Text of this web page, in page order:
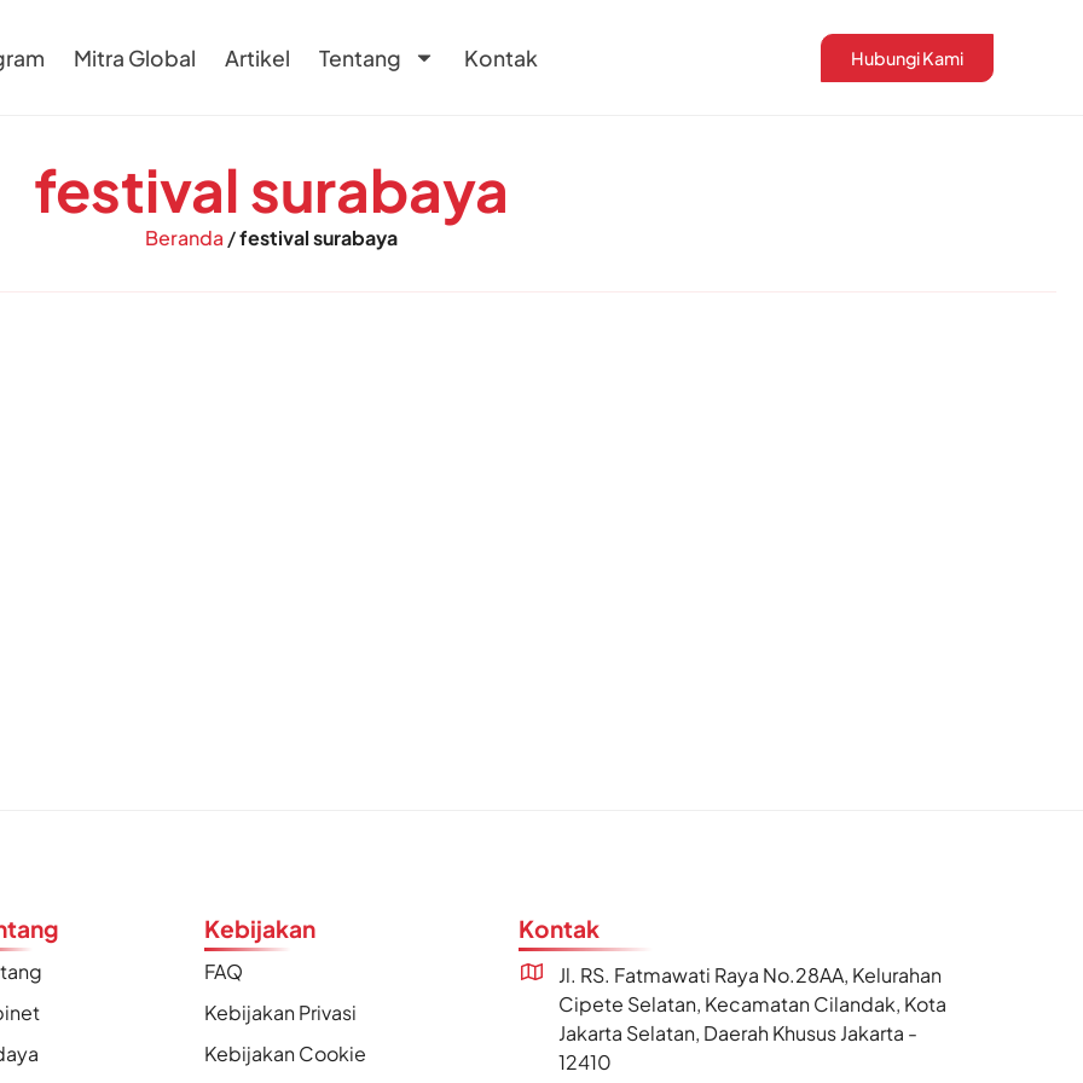
Mitra Global Artikel Tentang Kontak Hubungi Kami
festival surabaya
Beranda /festival surabaya
Kebijakan
FAQ
Kebijakan Privasi
Kebijakan Cookie
Kontak
Jl. RS. Fatmawati Raya No.28AA, Kelurahan
Cipete Selatan, Kecamatan Cilandak, Kota
Jakarta Selatan, Daerah Khusus Jakarta -
12410